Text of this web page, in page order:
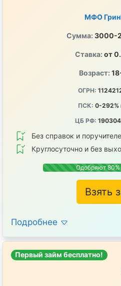
МФО
Сумма: 3000-
Ставка: от
Возраст:
ОГРН:
ПСК: 0-292%
ЦБ РФ:
Без справок и
Круглосуточно и без
Одобряют 80%
Взять
Подробнее
Первый займ бесплатно!